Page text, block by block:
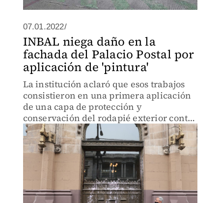
07.01.2022/
INBAL niega daño en la
fachada del Palacio Postal por
aplicación de 'pintura'
La institución aclaró que esos trabajos
consistieron en una primera aplicación
de una capa de protección y
conservación del rodapié exterior contra
agentes externos.